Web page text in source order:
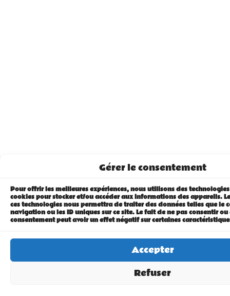
Gérer le consentement
Pour offrir les meilleures expériences, nous utilisons des
cookies pour stocker et/ou accéder aux informations des appareils.
ces technologies nous permettra de traiter des données telles que le
navigation ou les ID uniques sur ce site. Le fait de ne pas consentir
consentement peut avoir un effet négatif sur certaines
Accepter
Refuser